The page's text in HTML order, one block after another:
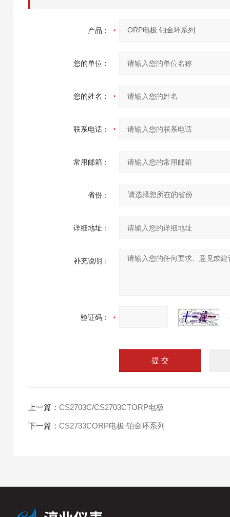
产品：
您的单位：
您的姓名：
联系电话：
常用邮箱：
省份：
详细地址：
补充说明：
验证码：
上一篇： CS2703C/CS2703CTORP电极
下一篇： CS2733CORP电极 铂金环系列